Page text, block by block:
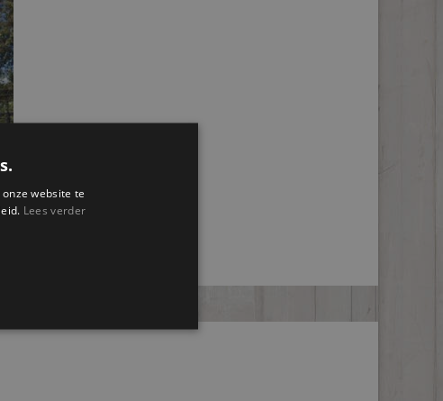
website te
Lees verder